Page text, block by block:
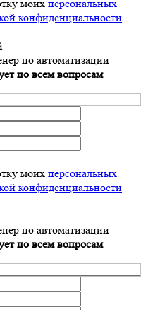
моих персональных
конфиденциальности
по автоматизации
по всем вопросам
моих персональных
конфиденциальности
по автоматизации
по всем вопросам